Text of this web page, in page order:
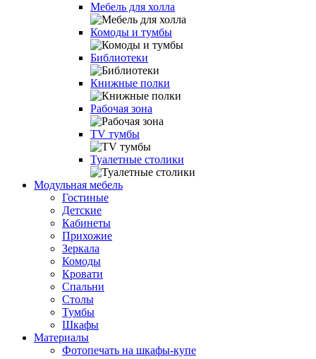
Мебель для холла
Комоды и тумбы
Библиотеки
Книжные полки
Рабочая зона
TV тумбы
Туалетные столики
Модульная мебель
Гостиные
Детские
Кабинеты
Прихожие
Зеркала
Комоды
Кровати
Спальни
Столы
Тумбы
Шкафы
Материалы
Фотопечать на шкафы-купе